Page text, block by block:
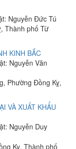
Nguyễn Đức Tú
Thành phố Từ
KINH BẮC
Nguyễn Văn
Phường Đồng Kỵ,
VÀ XUẤT KHẨU
Nguyễn Duy
Kỵ, Thành phố